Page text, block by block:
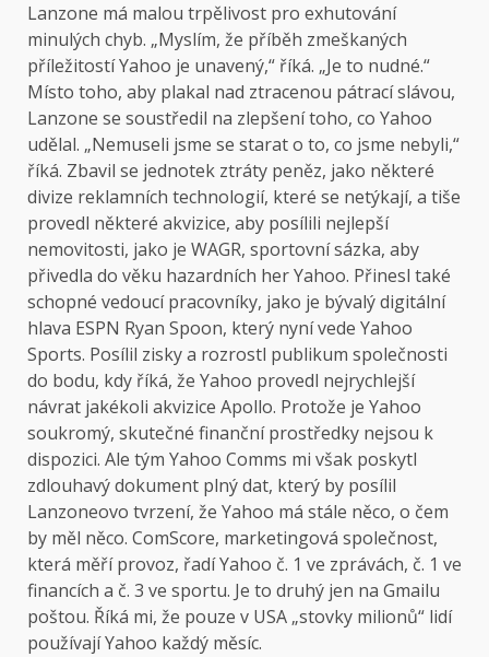
Lanzone má malou trpělivost pro exhutování
minulých chyb. „Myslím, že příběh zmeškaných
příležitostí Yahoo je unavený,“ říká. „Je to nudné.“
Místo toho, aby plakal nad ztracenou pátrací slávou,
Lanzone se soustředil na zlepšení toho, co Yahoo
udělal. „Nemuseli jsme se starat o to, co jsme nebyli,“
říká. Zbavil se jednotek ztráty peněz, jako některé
divize reklamních technologií, které se netýkají, a tiše
provedl některé akvizice, aby posílili nejlepší
nemovitosti, jako je WAGR, sportovní sázka, aby
přivedla do věku hazardních her Yahoo. Přinesl také
schopné vedoucí pracovníky, jako je bývalý digitální
hlava ESPN Ryan Spoon, který nyní vede Yahoo
Sports. Posílil zisky a rozrostl publikum společnosti
do bodu, kdy říká, že Yahoo provedl nejrychlejší
návrat jakékoli akvizice Apollo. Protože je Yahoo
soukromý, skutečné finanční prostředky nejsou k
dispozici. Ale tým Yahoo Comms mi však poskytl
zdlouhavý dokument plný dat, který by posílil
Lanzoneovo tvrzení, že Yahoo má stále něco, o čem
by měl něco. ComScore, marketingová společnost,
která měří provoz, řadí Yahoo č. 1 ve zprávách, č. 1 ve
financích a č. 3 ve sportu. Je to druhý jen na Gmailu
poštou. Říká mi, že pouze v USA „stovky milionů“ lidí
používají Yahoo každý měsíc.